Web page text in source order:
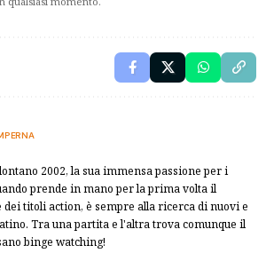
2002, la sua immensa passione per i
prende in mano per la prima volta il
dei titoli action, è sempre alla ricerca di nuovi e
Tra una partita e l'altra trova comunque il
binge watching!